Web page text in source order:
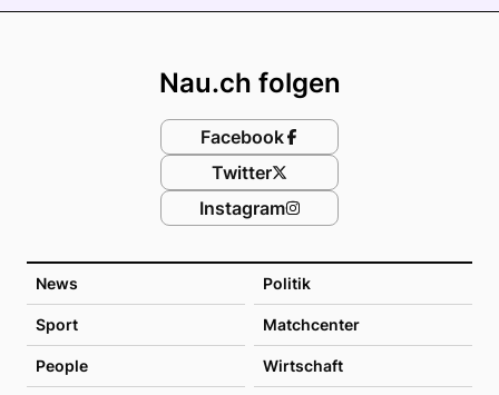
News Politik
Sport Matchcenter
People Wirtschaft
Nau.ch folgen
Facebook
Twitter
Instagram